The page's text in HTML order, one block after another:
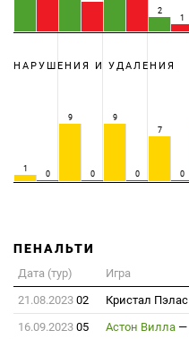
2
1
НАРУШЕНИЯ И УДАЛЕНИЯ
1
0
9
0
9
0
7
0
ПЕНАЛЬТИ
Дата (тур) Игра
21.08.2023 02 Кристал Пэлас
16.09.2023 05 Астон Вилла —